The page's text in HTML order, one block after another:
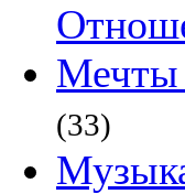
Мечты
(33)